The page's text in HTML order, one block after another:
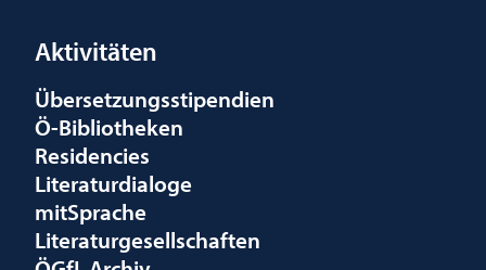
Aktivitäten
Übersetzungsstipendien
Ö-Bibliotheken
Residencies
Literaturdialoge
mitSprache
Literaturgesellschaften